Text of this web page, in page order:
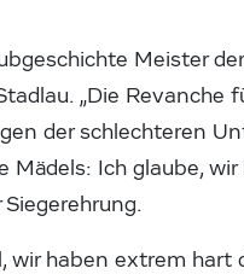
Meister
„Die Revanche
der schlechteren
Ich glaube,
wir haben extrem